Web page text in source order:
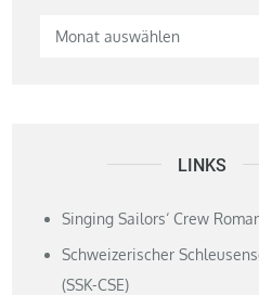
LINKS
Singing Sailors‘ Crew
Schweizerischer
(SSK-CSE)